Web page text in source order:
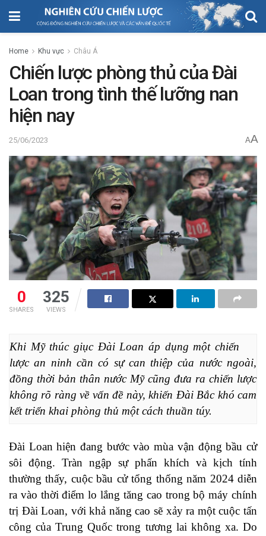
Home Khu vực Châu Á
Chiến lược phòng thủ của Đài
Loan trong tình thế lưỡng nan
hiện nay
25/06/2023 AA
0
SHARES
325
VIEWS
Khi Mỹ thúc giục Đài Loan áp dụng một chiến
lược an ninh cần có sự can thiệp của nước ngoài,
đồng thời bản thân nước Mỹ cũng đưa ra chiến lược
không rõ ràng về vấn đề này, khiến Đài Bắc khó cam
kết triển khai phòng thủ một cách thuần túy.
Đài Loan hiện đang bước vào mùa vận động bầu cử
sôi động. Tràn ngập sự phấn khích và kịch tính
thường thấy, cuộc bầu cử tổng thống năm 2024 diễn
ra vào thời điểm lo lắng tăng cao trong bộ máy chính
trị Đài Loan, với khả năng cao sẽ xảy ra một cuộc tấn
công của Trung Quốc trong tương lai không xa. Do